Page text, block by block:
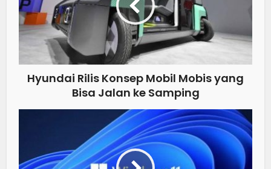
Hyundai Rilis Konsep Mobil Mobis yang
Bisa Jalan ke Samping